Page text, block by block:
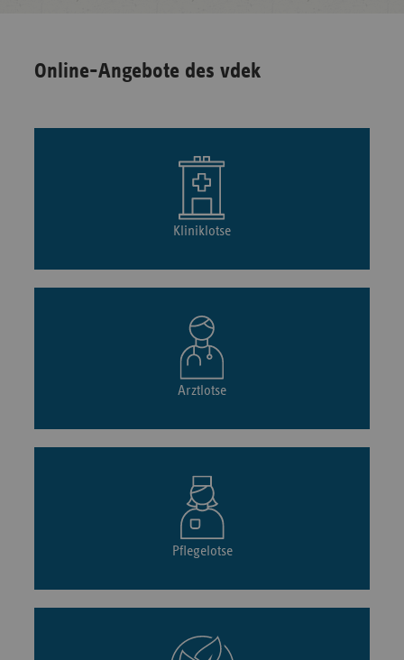
Online-Angebote des vdek
Kliniklotse
Arztlotse
Pflegelotse